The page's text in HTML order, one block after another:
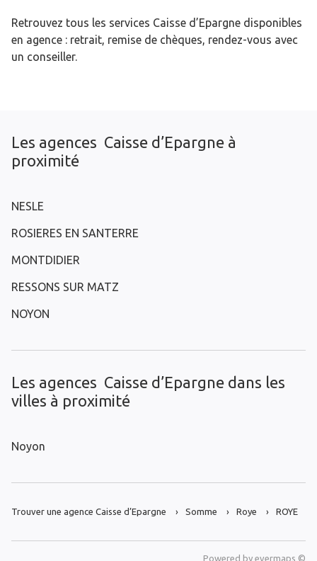
Retrouvez tous les services Caisse d’Epargne disponibles
en agence : retrait, remise de chèques, rendez-vous avec
un conseiller.
Les agences Caisse d’Epargne à
proximité
NESLE
ROSIERES EN SANTERRE
MONTDIDIER
RESSONS SUR MATZ
NOYON
Les agences Caisse d’Epargne dans les
villes à proximité
Noyon
Trouver une agence Caisse d’Epargne Somme Roye ROYE
Powered by evermaps ©